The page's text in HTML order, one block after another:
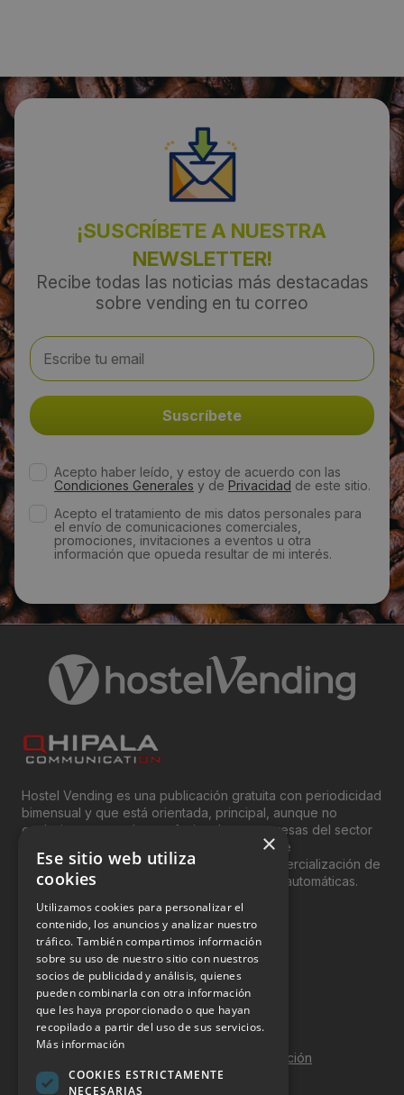
968105892
Email:
andresrojo@deasvending.es
Web:
3907
Fecha de publicación de producto:
Lunes 23 Diciembre 2013
¡SUSCRÍBETE A NUESTRA
NEWSLETTER!
Recibe todas las noticias más destacadas
sobre vending en tu correo
Acepto haber leído, y estoy de acuerdo con las
Condiciones Generales y de Privacidad de este sitio.
Acepto el tratamiento de mis datos personales para
el envío de comunicaciones comerciales,
promociones, invitaciones a eventos u otra
información que opueda resultar de mi interés.
Hostel Vending es una publicación gratuita con periodicidad
bimensual y que está orientada, principal, aunque no
exclusivamente, a los profesionales y empresas del sector
del “Vending”; nombre con el que se conoce
genéricamente entre profesionales a la comercialización de
productos y servicios a través de máquinas automáticas.
INFORMACIÓN LEGAL
Aviso Legal
Política de Privacidad
Política de Cookies
Política de calidad y seguridad de la información
Contacto
×
Ese sitio web utiliza
cookies
Utilizamos cookies para personalizar el
contenido, los anuncios y analizar nuestro
tráfico. También compartimos información
sobre su uso de nuestro sitio con nuestros
socios de publicidad y análisis, quienes
pueden combinarla con otra información
que les haya proporcionado o que hayan
recopilado a partir del uso de sus servicios.
Más información
COOKIES ESTRICTAMENTE
NECESARIAS